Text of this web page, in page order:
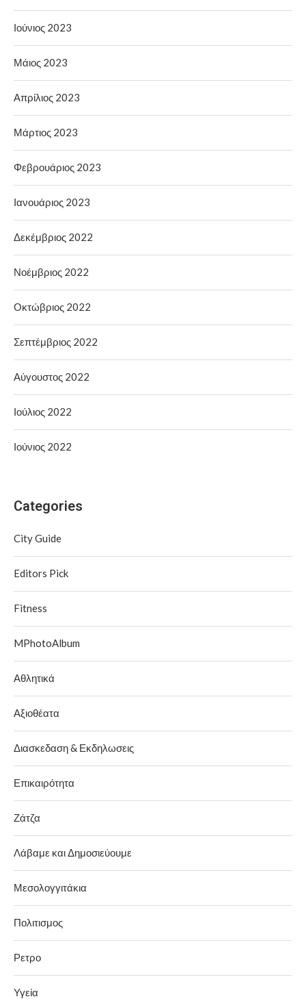
Ιούνιος 2023
Μάιος 2023
Απρίλιος 2023
Μάρτιος 2023
Φεβρουάριος 2023
Ιανουάριος 2023
Δεκέμβριος 2022
Νοέμβριος 2022
Οκτώβριος 2022
Σεπτέμβριος 2022
Αύγουστος 2022
Ιούλιος 2022
Ιούνιος 2022
Categories
City Guide
Editors Pick
Fitness
MPhotoAlbum
Αθλητικά
Αξιοθέατα
Διασκεδαση & Εκδηλωσεις
Επικαιρότητα
Ζάτζα
Λάβαμε και Δημοσιεύουμε
Μεσολογγιτάκια
Πολιτισμος
Ρετρο
Υγεία